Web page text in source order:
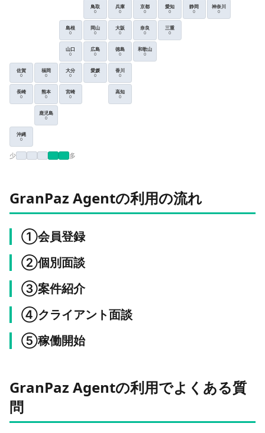
鳥取
0
兵庫
0
京都
0
愛知
0
静岡
0
神奈川
0
島根
0
岡山
0
大阪
0
奈良
0
三重
0
山口
0
広島
0
徳島
0
和歌山
0
愛媛
0
香川
0
大分
0
佐賀
0
福岡
0
高知
0
長崎
0
熊本
0
宮崎
0
鹿児島
0
沖縄
0
少 多
GranPaz Agentの利用の流れ
①会員登録
②個別面談
③案件紹介
④クライアント面談
⑤稼働開始
GranPaz Agentの利用でよくある質
問